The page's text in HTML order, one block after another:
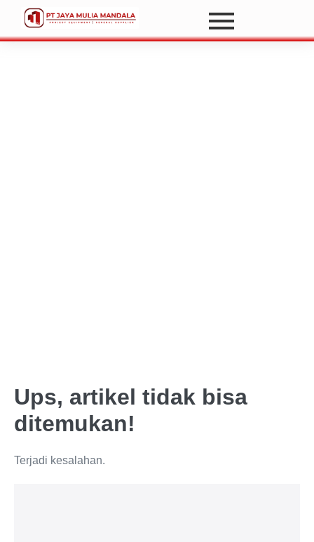
Ups, artikel tidak bisa
ditemukan!
Terjadi kesalahan.